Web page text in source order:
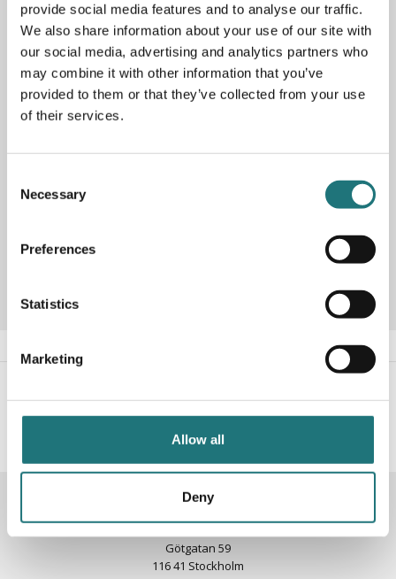
provide social media features and to analyse our traffic.
We also share information about your use of our site with
our social media, advertising and analytics partners who
may combine it with other information that you’ve
provided to them or that they’ve collected from your use
of their services.
Selection
Necessary
Preferences
Statistics
Marketing
Allow all
Deny
PRODUKTBESKRIVNING
Soffa Retreat är en av Fogias mest älskade soffor,
formgiven av Monica Förster. Soffan som är en del av ett
modulsystem och presenteras här som färdig
Finns i flera behagliga färger.
Artikelnummer
KONTAKTA OSS
Götgatan 59
116 41 Stockholm